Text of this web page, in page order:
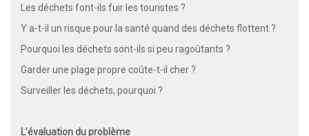
Les déchets font-ils fuir les touristes ?
Y a-t-il un risque pour la santé quand des déchets flottent ?
Pourquoi les déchets sont-ils si peu ragoûtants ?
Garder une plage propre coûte-t-il cher ?
Surveiller les déchets, pourquoi ?
L’évaluation du problème